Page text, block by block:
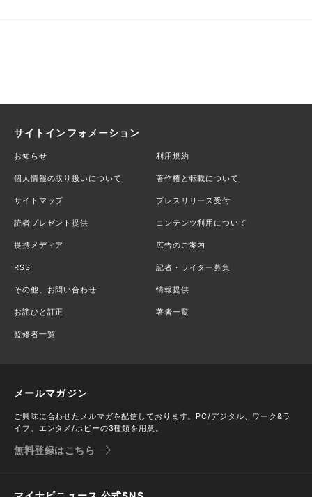
サイトインフォメーション
お知らせ 利用規約
個人情報の取り扱いについて 著作権と転載について
サイトマップ プレスリリース受付
読者プレゼント提供 コンテンツ利用について
提携メディア 広告のご案内
RSS 記者・ライター募集
その他、お問い合わせ 情報提供
お詫びと訂正 著者一覧
監修者一覧
メールマガジン
ご興味に合わせたメルマガを配信しております。PC/デジタル、ワーク&ラ
イフ、エンタメ/ホビーの3種類を用意。
無料登録はこちら